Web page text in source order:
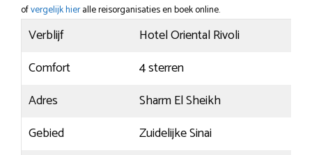
ofvergelijk hieralle reisorganisaties en boek online.
Verblijf
Hotel Oriental Rivoli
Comfort
4 sterren
Adres
Sharm El Sheikh
Gebied
Zuidelijke Sinai